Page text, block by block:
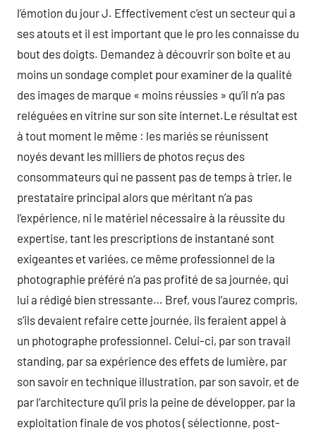
l’émotion du jour J. Effectivement c’est un secteur qui a
ses atouts et il est important que le pro les connaisse du
bout des doigts. Demandez à découvrir son boîte et au
moins un sondage complet pour examiner de la qualité
des images de marque « moins réussies » qu’il n’a pas
reléguées en vitrine sur son site internet.Le résultat est
à tout moment le même : les mariés se réunissent
noyés devant les milliers de photos reçus des
consommateurs qui ne passent pas de temps à trier, le
prestataire principal alors que méritant n’a pas
l’expérience, ni le matériel nécessaire à la réussite du
expertise, tant les prescriptions de instantané sont
exigeantes et variées, ce même professionnel de la
photographie préféré n’a pas profité de sa journée, qui
lui a rédigé bien stressante… Bref, vous l’aurez compris,
s’ils devaient refaire cette journée, ils feraient appel à
un photographe professionnel. Celui-ci, par son travail
standing, par sa expérience des effets de lumière, par
son savoir en technique illustration, par son savoir, et de
par l’architecture qu’il pris la peine de développer, par la
exploitation finale de vos photos ( sélectionne, post-